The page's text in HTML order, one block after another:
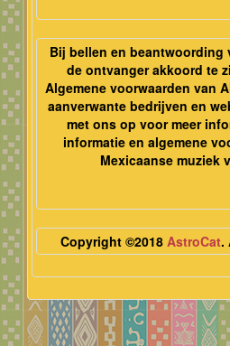
Bij bellen en beantwoording
de ontvanger akkoord te
Algemene voorwaarden van
aanverwante bedrijven en
met ons op voor meer
informatie en algemene
Mexicaanse muziek
Copyright ©2018 AstroCat.